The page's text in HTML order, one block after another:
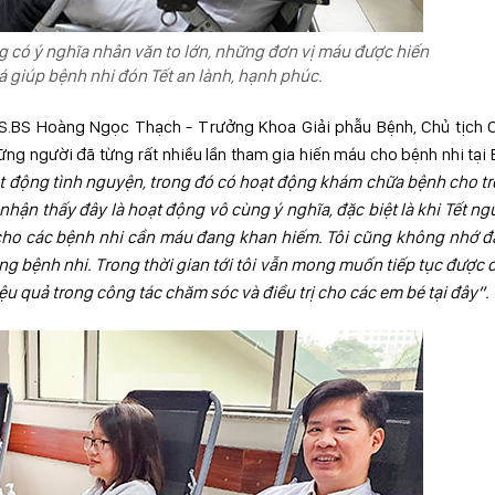
có ý nghĩa nhân văn to lớn, những đơn vị máu được hiến
giúp bệnh nhi đón Tết an lành, hạnh phúc.
Hoàng Ngọc Thạch - Trưởng Khoa Giải phẫu Bệnh, Chủ tịch
người đã từng rất nhiều lần tham gia hiến máu cho bệnh nhi tại
tình nguyện, trong đó có hoạt động khám chữa bệnh cho
thấy đây là hoạt động vô cùngý nghĩa, đặc biệt là khi Tết
các bệnh nhi cần máu đang khan hiếm. Tôi cũng không nhớ
bệnh nhi. Trong thời gian tới tôi vẫnmong muốn tiếp tục được
quả trong công tác chăm sóc và điều trị cho các em bé tại đây”.